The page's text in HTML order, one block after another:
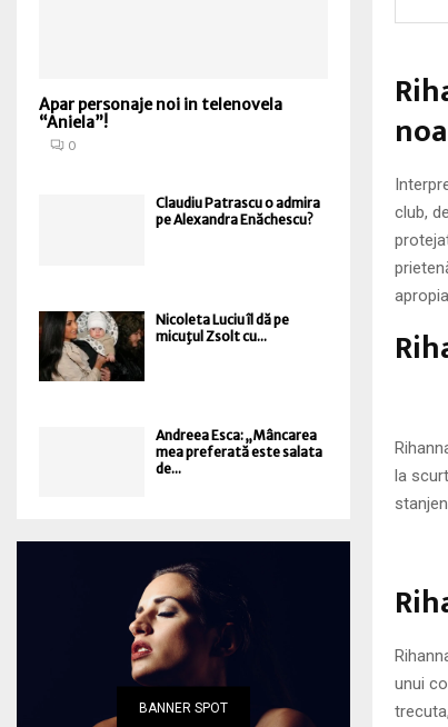
club,
la
unui
Apar personaje noi in telenovela
“Aniela”!
0
Claudiu Patrascu o admira
pe Alexandra Enăchescu?
Nicoleta Luciu îl dă pe
micuţul Zsolt cu...
Andreea Esca: „Mâncarea
mea preferată este salata
de...
BANNER SPOT